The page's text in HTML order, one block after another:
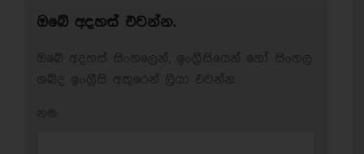
ඔබේ අදහස් එවන්න.